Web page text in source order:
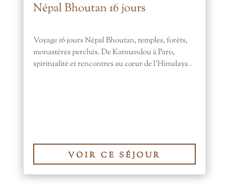
Népal Bhoutan 16 jours
Voyage 16 jours Népal Bhoutan, temples, forêts,
monastères perchés. De Katmandou à Paro,
spiritualité et rencontres au cœur de l’Himalaya .
VOIR CE SÉJOUR